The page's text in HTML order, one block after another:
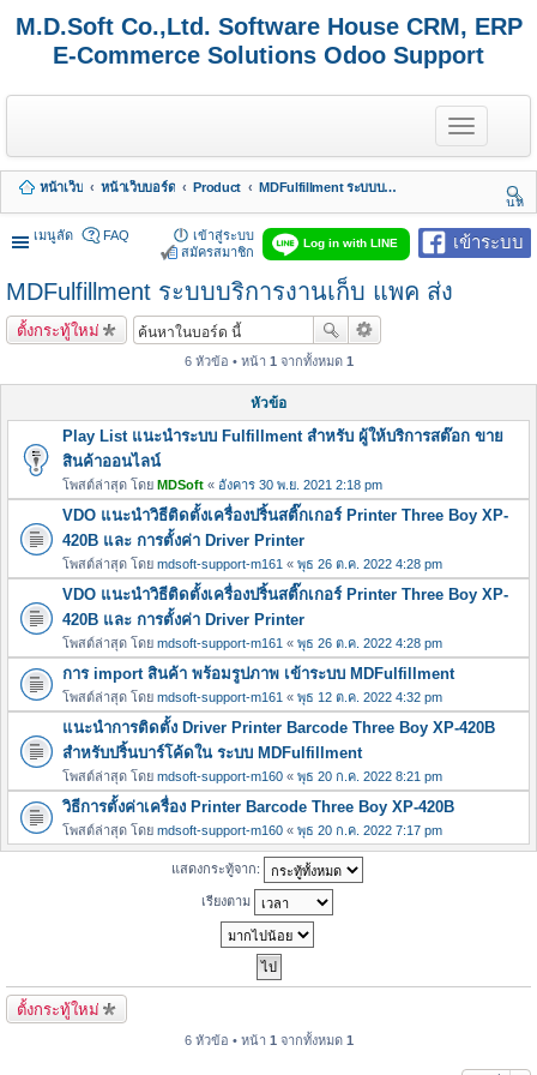
M.D.Soft Co.,Ltd. Software House CRM, ERP
E-Commerce Solutions Odoo Support
T
o
g
e
n
a
หน้าเว็บ หน้าเว็บบอร์ด Product
MDFulfillment ระบบบริการงานเก็บ แพค ส่ง
นห
า
เมนูลัด
เข้าระบบ
Log in with LINE
FAQ
เข้าสู่ระบบ
สมัครสมาชิก
MDFulfillment ระบบบริการงานเก็บ แพค ส่ง
ตั้งกระทู้ใหม่
6 หัวข้อ • หน้า 1 จากทั้งหมด 1
หัวข้อ
Play List แนะนำระบบ Fulfillment สำหรับ ผู้ให้บริการสต๊อก ขาย
สินค้าออนไลน์
โพสต์ล่าสุด โดย MDSoft « อังคาร 30 พ.ย. 2021 2:18 pm
VDO แนะนำวิธีติดตั้งเครื่องปริ้นสติ๊กเกอร์ Printer Three Boy XP-
420B และ การตั้งค่า Driver Printer
โพสต์ล่าสุด โดย mdsoft-support-m161 « พุธ 26 ต.ค. 2022 4:28 pm
VDO แนะนำวิธีติดตั้งเครื่องปริ้นสติ๊กเกอร์ Printer Three Boy XP-
420B และ การตั้งค่า Driver Printer
โพสต์ล่าสุด โดย mdsoft-support-m161 « พุธ 26 ต.ค. 2022 4:28 pm
การ import สินค้า พร้อมรูปภาพ เข้าระบบ MDFulfillment
โพสต์ล่าสุด โดย mdsoft-support-m161 « พุธ 12 ต.ค. 2022 4:32 pm
แนะนำการติดตั้ง Driver Printer Barcode Three Boy XP-420B
สำหรับปริ้นบาร์โค้ดใน ระบบ MDFulfillment
โพสต์ล่าสุด โดย mdsoft-support-m160 « พุธ 20 ก.ค. 2022 8:21 pm
วิธีการตั้งค่าเครื่อง Printer Barcode Three Boy XP-420B
โพสต์ล่าสุด โดย mdsoft-support-m160 « พุธ 20 ก.ค. 2022 7:17 pm
แสดงกระทู้จาก:
เรียงตาม
ตั้งกระทู้ใหม่
6 หัวข้อ • หน้า 1 จากทั้งหมด 1